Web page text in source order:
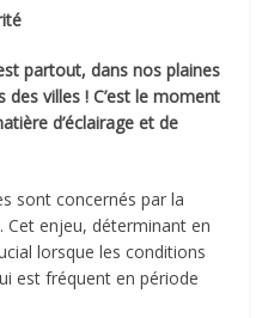
partout, dans nos plaines
villes ! C’est le moment
d’éclairage et de
sont concernés par la
Cet enjeu, déterminant en
lorsque les conditions
est fréquent en période